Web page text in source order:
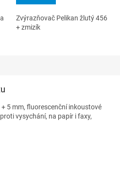
Zvýrazňovač Pelikan žlutý 456
+ zmizík
5 mm, fluorescenční inkoustové
vysychání, na papír i faxy,